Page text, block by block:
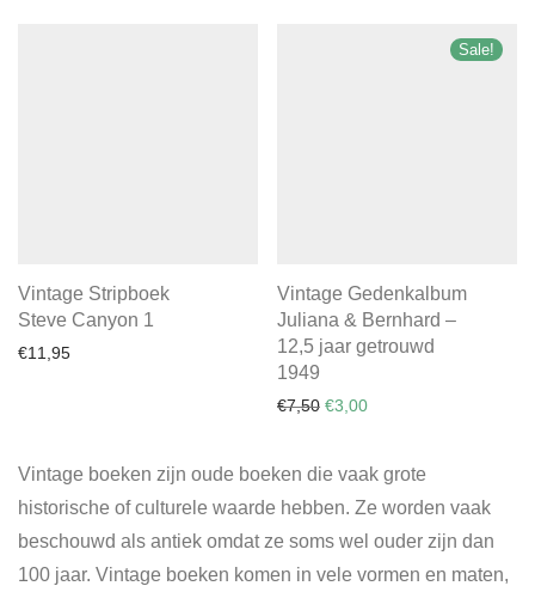
Vintage Stripboek
Steve Canyon 1
€11,95
Sale!
Vintage Gedenkalbum
Juliana & Bernhard –
12,5 jaar getrouwd
1949
€7,50 Original price was: €7,50.
€3,00Current price is:
Vintage boeken zijn oude boeken die vaak grote
historische of culturele waarde hebben. Ze worden vaak
beschouwd als antiek omdat ze soms wel ouder zijn dan
100 jaar. Vintage boeken komen in vele vormen en maten,